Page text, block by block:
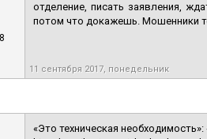
отделение, писать заявления,
потом что докажешь. Мошенники
11 сентября 2017, понедельник
«Это техническая